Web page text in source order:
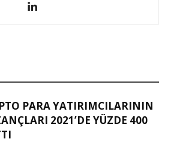
PARA YATIRIMCILARININ
2021’DE YÜZDE 400